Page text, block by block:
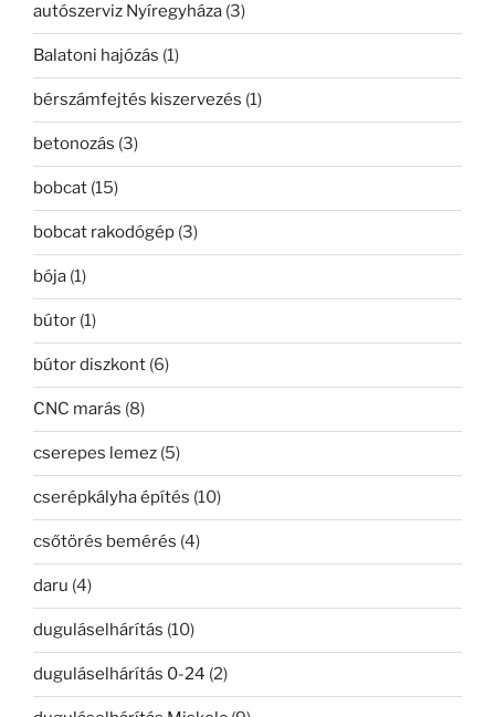
autószerviz Nyíregyháza (3)
Balatoni hajózás (1)
bérszámfejtés kiszervezés (1)
betonozás (3)
bobcat (15)
bobcat rakodógép (3)
bója (1)
bútor (1)
bútor diszkont (6)
CNC marás (8)
cserepes lemez (5)
cserépkályha építés (10)
csőtörés bemérés (4)
daru (4)
duguláselhárítás (10)
duguláselhárítás 0-24 (2)